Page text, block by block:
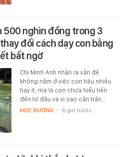
500 nghìn đồng trong 3
đổi cách dạy con bằng
bất ngờ
Chị Minh Anh nhận ra vấn đề
không nằm ở việc con tiêu nhiều
hay ít, mà là con chưa hiểu tiền
đến từ đâu và vì sao cần trân…
HỌC ĐƯỜNG - 6 giờ trước